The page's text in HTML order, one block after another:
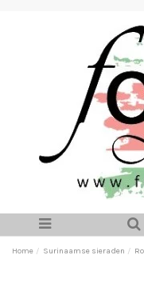
Home Surinaamse sieraden